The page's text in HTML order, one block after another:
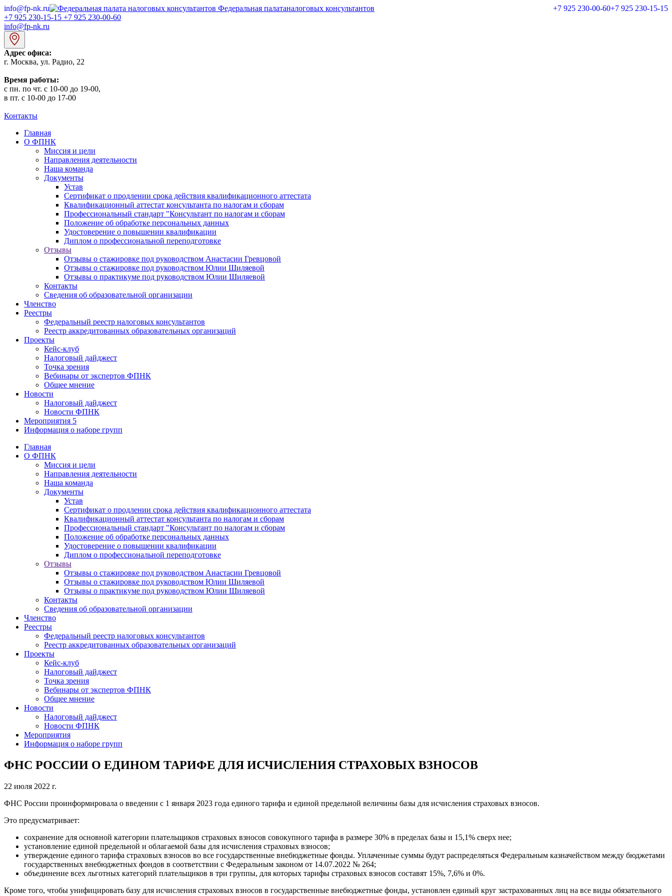
+7 925 230-15-15
+7 925 230-00-60
info@fp-nk.ru Федеральная палатаналоговых консультантов
+7 925 230-15-15 +7 925 230-00-60
info@fp-nk.ru
Адрес офиса:
г. Москва, ул. Радио, 22
Время работы:
с пн. по чт. с 10-00 до 19-00,
в пт. с 10-00 до 17-00
Контакты
Главная
О ФПНК
Миссия и цели
Направления деятельности
Наша команда
Документы
Устав
Сертификат о продлении срока действия квалификационного аттестата
Квалификационный аттестат консультанта по налогам и сборам
Профессиональный стандарт "Консультант по налогам и сборам
Положение об обработке персональных данных
Удостоверение о повышении квалификации
Диплом о профессиональной переподготовке
Отзывы
Отзывы о стажировке под руководством Анастасии Гревцовой
Отзывы о стажировке под руководством Юлии Шиляевой
Отзывы о практикуме под руководством Юлии Шиляевой
Контакты
Сведения об образовательной организации
Членство
Реестры
Федеральный реестр налоговых консультантов
Реестр аккредитованных образовательных организаций
Проекты
Кейс-клуб
Налоговый дайджест
Точка зрения
Вебинары от экспертов ФПНК
Общее мнение
Новости
Налоговый дайджест
Новости ФПНК
Мероприятия 5
Информация о наборе групп
Главная
О ФПНК
Миссия и цели
Направления деятельности
Наша команда
Документы
Устав
Сертификат о продлении срока действия квалификационного аттестата
Квалификационный аттестат консультанта по налогам и сборам
Профессиональный стандарт "Консультант по налогам и сборам
Положение об обработке персональных данных
Удостоверение о повышении квалификации
Диплом о профессиональной переподготовке
Отзывы
Отзывы о стажировке под руководством Анастасии Гревцовой
Отзывы о стажировке под руководством Юлии Шиляевой
Отзывы о практикуме под руководством Юлии Шиляевой
Контакты
Сведения об образовательной организации
Членство
Реестры
Федеральный реестр налоговых консультантов
Реестр аккредитованных образовательных организаций
Проекты
Кейс-клуб
Налоговый дайджест
Точка зрения
Вебинары от экспертов ФПНК
Общее мнение
Новости
Налоговый дайджест
Новости ФПНК
Мероприятия
Информация о наборе групп
ФНС РОССИИ О ЕДИНОМ ТАРИФЕ ДЛЯ ИСЧИСЛЕНИЯ СТРАХОВЫХ ВЗНОСОВ
22 июля 2022 г.
ФНС России проинформировала о введении с 1 января 2023 года единого тарифа и единой предельной величины базы для исчисления страховых взносов.
Это предусматривает:
сохранение для основной категории плательщиков страховых взносов совокупного тарифа в размере 30% в пределах базы и 15,1% сверх нее;
установление единой предельной и облагаемой базы для исчисления страховых взносов;
утверждение единого тарифа страховых взносов во все государственные внебюджетные фонды. Уплаченные суммы будут распределяться Федеральным казначейством между бюджетами
государственных внебюджетных фондов в соответствии с Федеральным законом от 14.07.2022 № 264;
объединение всех льготных категорий плательщиков в три группы, для которых тарифы страховых взносов составят 15%, 7,6% и 0%.
Кроме того, чтобы унифицировать базу для исчисления страховых взносов в государственные внебюджетные фонды, установлен единый круг застрахованных лиц на все виды обязательного